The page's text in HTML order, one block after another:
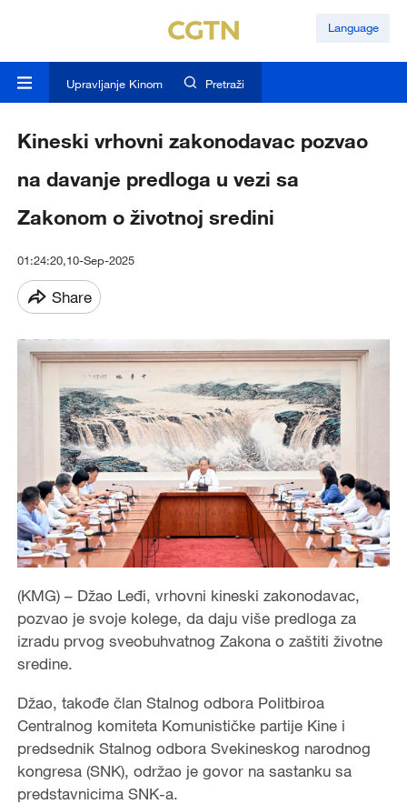
Language
Upravljanje Kinom Pretraži
Kineski vrhovni zakonodavac pozvao
na davanje predloga u vezi sa
Zakonom o životnoj sredini
01:24:20,10-Sep-2025
Share
(KMG) – Džao Leđi, vrhovni kineski zakonodavac,
pozvao je svoje kolege, da daju više predloga za
izradu prvog sveobuhvatnog Zakona o zaštiti životne
sredine.
Džao, takođe član Stalnog odbora Politbiroa
Centralnog komiteta Komunističke partije Kine i
predsednik Stalnog odbora Svekineskog narodnog
kongresa (SNK), održao je govor na sastanku sa
predstavnicima SNK-a.